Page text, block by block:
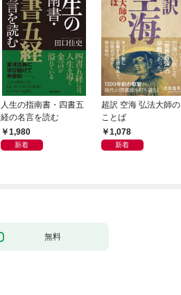
人生の指南書・四書五
経の名言を読む
1,980
新着
超訳 空海 弘法大師の
ことば
1,078
新着
無料